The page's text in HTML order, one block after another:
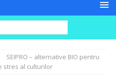
SEIPRO – alternative BIO pentru
stres al culturilor